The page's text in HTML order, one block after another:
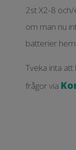
2st X2-8
om man nu
batterier
Tveka inta
frågor via